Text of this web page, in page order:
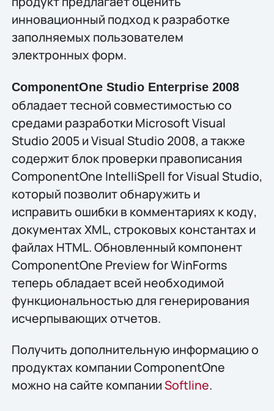
инновационный подход к разработке
заполняемых пользователем
электронных форм.
ComponentOne Studio Enterprise 2008
обладает тесной совместимостью со
средами разработки Microsoft Visual
Studio 2005 и Visual Studio 2008, а также
содержит блок проверки правописания
ComponentOne IntelliSpell for Visual Studio,
который позволит обнаружить и
исправить ошибки в комментариях к коду,
документах XML, строковых константах и
файлах HTML. Обновленный компонент
ComponentOne Preview for WinForms
теперь обладает всей необходимой
функциональностью для генерирования
исчерпывающих отчетов.
Получить дополнительную информацию о
продуктах компании ComponentOne
можно на сайте компанииSoftline.